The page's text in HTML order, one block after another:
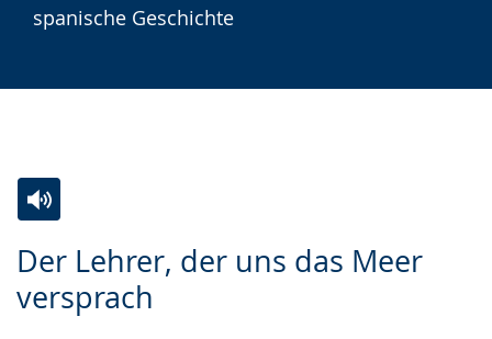
spanische Geschichte
Der Lehrer, der uns das Meer
versprach
Leichten
Sprache
Audio-
Unterstützung.
Video
in